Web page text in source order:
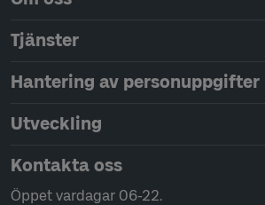
Tjänster
Hantering av personuppgifter
Utveckling
Kontakta oss
Öppet vardagar 06-22.